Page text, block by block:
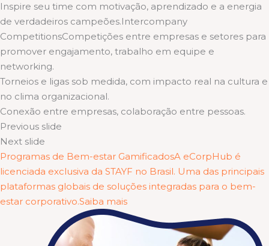
Inspire seu time com motivação, aprendizado e a energia
de verdadeiros campeões.Intercompany
CompetitionsCompetições entre empresas e setores para
promover engajamento, trabalho em equipe e
networking.
Torneios e ligas sob medida, com impacto real na cultura e
no clima organizacional.
Conexão entre empresas, colaboração entre pessoas.
Previous slide
Next slide
Programas de Bem-estar GamificadosA eCorpHub é
licenciada exclusiva da STAYF no Brasil. Uma das principais
plataformas globais de soluções integradas para o bem-
estar corporativo.Saiba mais